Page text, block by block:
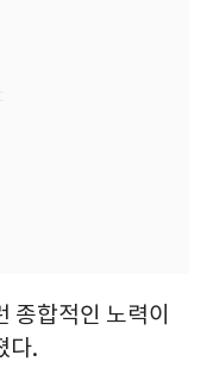
종합적인 노력이
다.